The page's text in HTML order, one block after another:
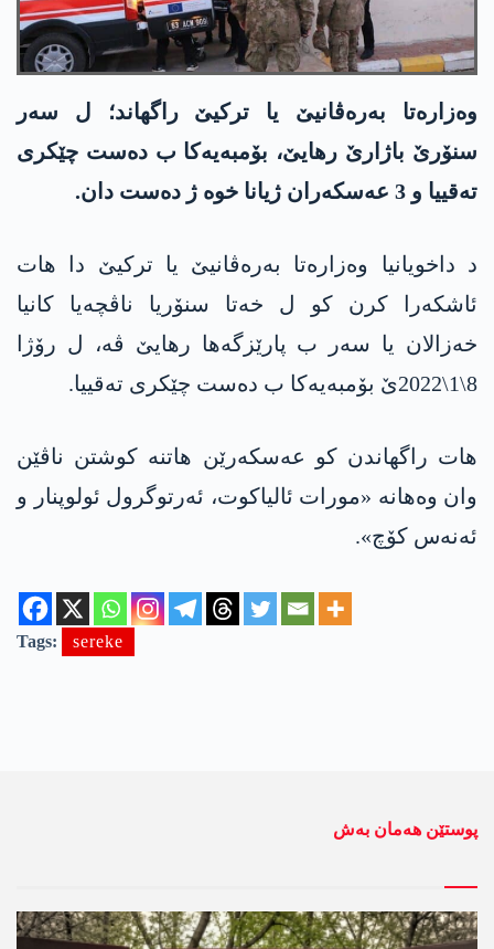
وەزارەتا بەرەڤانیێ یا ترکیێ راگهاند؛ ل سەر
سنۆرێ باژارێ رهایێ، بۆمبەیەکا ب دەست چێکری
تەقییا و 3 عه‌سكه‌ران ژیانا خوە ژ دەست دان.
د داخویانیا وەزارەتا بەرەڤانیێ یا ترکیێ دا هات
ئاشکەرا کرن کو ل خەتا سنۆریا ناڤچەیا کانیا
خەزالان یا سەر ب پارێزگەها رهایێ ڤه‌، ل رۆژا
8\1\2022ێ بۆمبەیەکا ب دەست چێکری تەقییا.
هات راگهاندن کو عه‌سكه‌رێن هاتنه‌ كوشتن ناڤێن
وان وه‌هانه‌ «مورات ئالیاکوت، ئەرتوگرول ئولوپنار و
ئەنەس کۆچ».
Tags: sereke
پوستێن ھەمان بەش